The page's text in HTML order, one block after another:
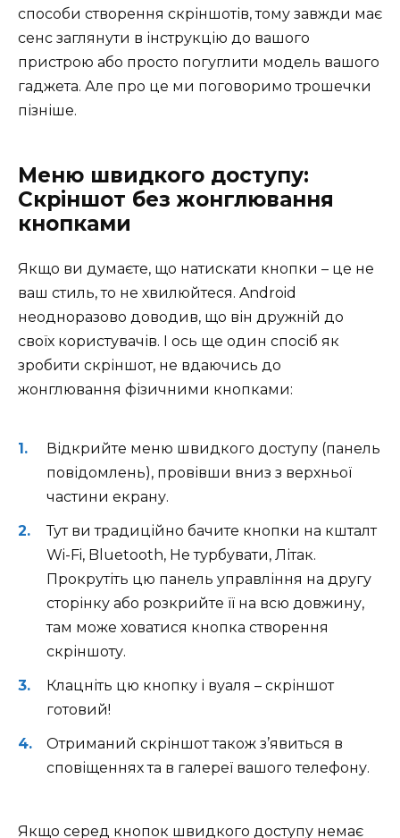
способи створення скріншотів, тому завжди має
сенс заглянути в інструкцію до вашого
пристрою або просто погуглити модель вашого
гаджета. Але про це ми поговоримо трошечки
пізніше.
Меню швидкого доступу:
Скріншот без жонглювання
кнопками
Якщо ви думаєте, що натискати кнопки – це не
ваш стиль, то не хвилюйтеся. Android
неодноразово доводив, що він дружній до
своїх користувачів. І ось ще один спосіб як
зробити скріншот, не вдаючись до
жонглювання фізичними кнопками:
Відкрийте меню швидкого доступу (панель
повідомлень), провівши вниз з верхньої
частини екрану.
Тут ви традиційно бачите кнопки на кшталт
Wi-Fi, Bluetooth, Не турбувати, Літак.
Прокрутіть цю панель управління на другу
сторінку або розкрийте її на всю довжину,
там може ховатися кнопка створення
скріншоту.
Клацніть цю кнопку і вуаля – скріншот
готовий!
Отриманий скріншот також з’явиться в
сповіщеннях та в галереї вашого телефону.
Якщо серед кнопок швидкого доступу немає